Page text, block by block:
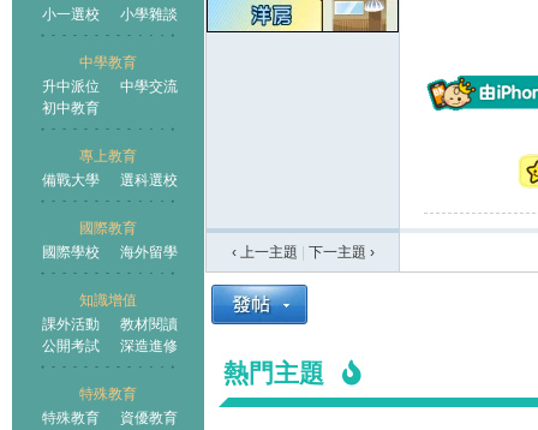
小一選校
小學雜談
中學教育
升中派位
中學交流
初中教育
專上教育
備戰大學
選科選校
國際教育
國際學校
海外留學
知識增值
課外活動
教材閱讀
公開考試
深造進修
特殊教育
特殊教育
資優教育
‹ 上一主題 下一主題 ›
熱門主題